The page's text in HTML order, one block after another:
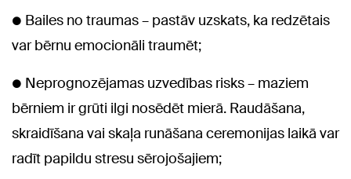
● Bailes no traumas – pastāv uzskats, ka redzētais
var bērnu emocionāli traumēt;
● Neprognozējamas uzvedības risks – maziem
bērniem ir grūti ilgi nosēdēt mierā. Raudāšana,
skraidīšana vai skaļa runāšana ceremonijas laikā var
radīt papildu stresu sērojošajiem;